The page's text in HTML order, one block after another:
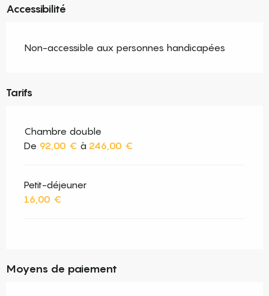
Accessibilité
Non-accessible aux personnes handicapées
Tarifs
Chambre double
De 92,00 € à 246,00 €
Petit-déjeuner
16,00 €
Moyens de paiement